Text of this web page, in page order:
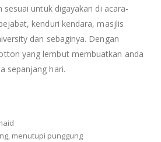
untuk digayakan di acara-
kenduri kendara, masjlis
dan sebaginya. Dengan
yang lembut membuatkan anda
sepanjang hari.
menutupi punggung